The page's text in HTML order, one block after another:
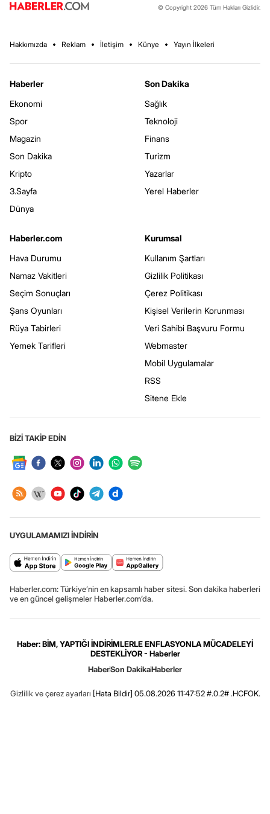
© Copyright 2026 Tüm Hakları Gizlidir.
Hakkımızda Reklam İletişim Künye Yayın İlkeleri
Haberler
Ekonomi
Spor
Magazin
Son Dakika
Kripto
3.Sayfa
Dünya
Son Dakika
Sağlık
Teknoloji
Finans
Turizm
Yazarlar
Yerel Haberler
Haberler.com
Hava Durumu
Namaz Vakitleri
Seçim Sonuçları
Şans Oyunları
Rüya Tabirleri
Yemek Tarifleri
Kurumsal
Kullanım Şartları
Gizlilik Politikası
Çerez Politikası
Kişisel Verilerin Korunması
Veri Sahibi Başvuru Formu
Webmaster
Mobil Uygulamalar
RSS
Sitene Ekle
BİZİ TAKİP EDİN
UYGULAMAMIZI İNDİRİN
Haberler.com: Türkiye’nin en kapsamlı haber sitesi. Son dakika haberleri
ve en güncel gelişmeler Haberler.com’da.
Haber: BİM, YAPTIĞI İNDİRİMLERLE ENFLASYONLA MÜCADELEYİ
DESTEKLİYOR - Haberler
HaberSon DakikaHaberler
Gizlilik ve çerez ayarları [Hata Bildir] 05.08.2026 11:47:52 #.0.2# .HCFOK.